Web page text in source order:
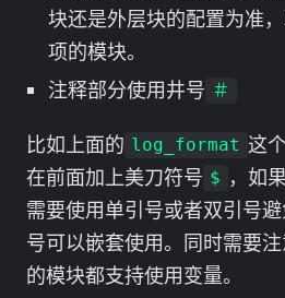
块还是外层块的配置为准
项的模块。
注释部分使用井号 ＃
比如上面的 log_format 这
在前面加上美刀符号 $ ，如
需要使用单引号或者双引号
号可以嵌套使用。同时需要
的模块都支持使用变量。